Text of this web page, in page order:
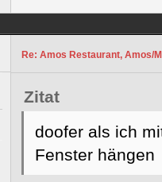
Re: Amos Restaurant, Amos/
Zitat
doofer als ich
Fenster hängen